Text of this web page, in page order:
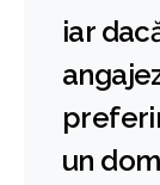
iar
un